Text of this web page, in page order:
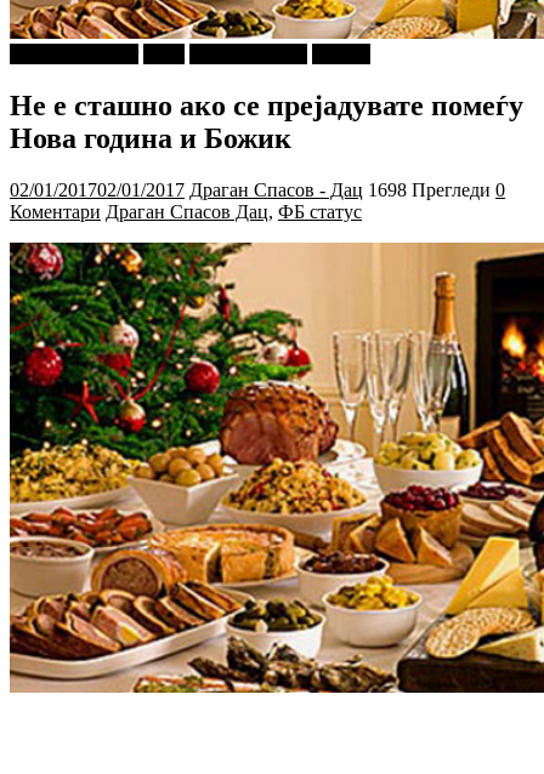
Не е сташно ако се прејадувате помеѓу
Нова година и Божик
02/01/201702/01/2017 Драган Спасов - Дац 1698 Прегледи 0
Коментари Драган Спасов Дац, ФБ статус